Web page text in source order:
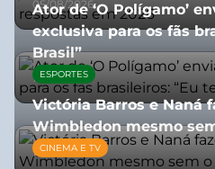
05/08/2026
Ator de ‘O Polígamo’
exclusiva para os fãs
Brasil”
13/07/2026
ESPORTES
Victória Barros e Naná
Wimbledon mesmo
13/07/2026
CINEMA E TV